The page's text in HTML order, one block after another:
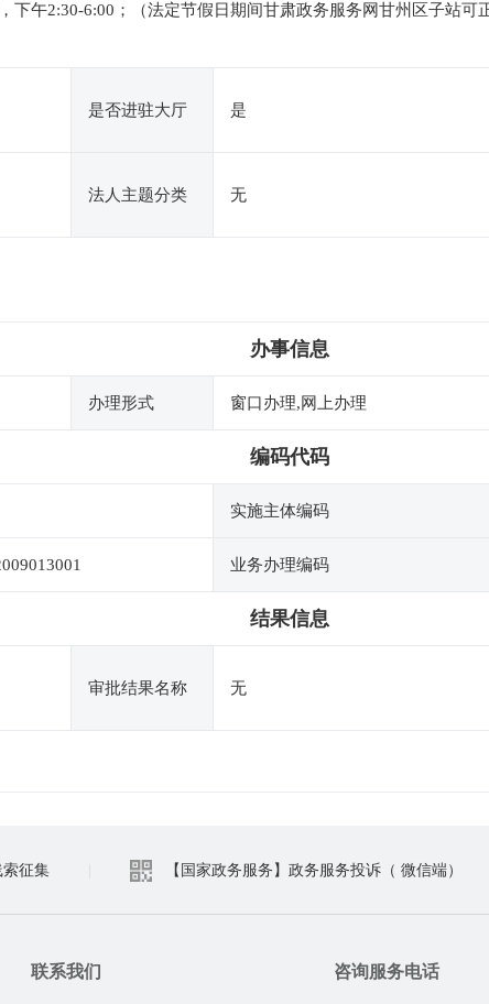
下午2:30-6:00；（法定节假日期间甘肃政务服务网甘州区子站
是否进驻大厅 是
法人主题分类 无
办事信息
办理形式 窗口办理,网上办理
编码代码
实施主体编码
业务办理编码
结果信息
审批结果名称 无
索征集 【国家政务服务】政务服务投诉（ 微信端）
联系我们 咨询服务电话